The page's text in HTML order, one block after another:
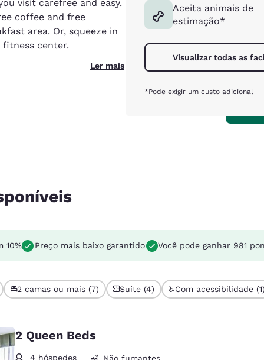
visit carefree and easy.
coffee and free
area. Or, squeeze in
center.
Ler mais
Aceita animais de
estimação*
Visualizar todas as
*Pode exigir um custo adicional
10% Preço mais baixo garantido Você pode ganhar 981
2 camas ou mais (7) Suíte (4) Com acessibilidade (1)
2 Queen Beds
4 hóspedes
Não fumantes